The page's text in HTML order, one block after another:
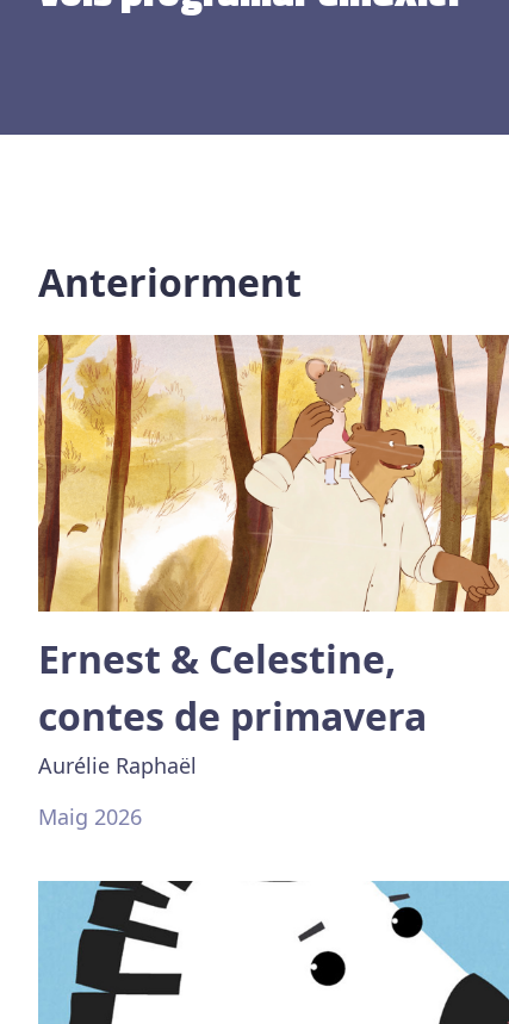
Anteriorment
Ernest & Celestine,
contes de primavera
Aurélie Raphaël
Maig 2026